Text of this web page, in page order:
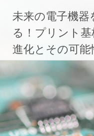
ス
キ
ッ
プ
未来の電子機器
る！プリント基
進化とその可能